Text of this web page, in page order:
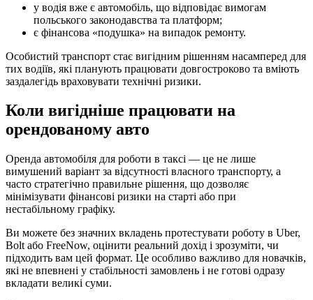
у водія вже є автомобіль, що відповідає вимогам
польського законодавства та платформ;
є фінансова «подушка» на випадок ремонту.
Особистий транспорт стає вигідним рішенням насамперед для
тих водіїв, які планують працювати довгостроково та вміють
заздалегідь враховувати технічні ризики.
Коли вигідніше працювати на
орендованому авто
Оренда автомобіля для роботи в таксі — це не лише
вимушений варіант за відсутності власного транспорту, а
часто стратегічно правильне рішення, що дозволяє
мінімізувати фінансові ризики на старті або при
нестабільному графіку.
Ви можете без значних вкладень протестувати роботу в Uber,
Bolt або FreeNow, оцінити реальний дохід і зрозуміти, чи
підходить вам цей формат. Це особливо важливо для новачків,
які не впевнені у стабільності замовлень і не готові одразу
вкладати великі суми.